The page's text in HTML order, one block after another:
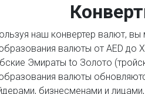
наш конвертер валют,
валюты от AED до
Эмираты to Золото
валюты
бизнесменами и